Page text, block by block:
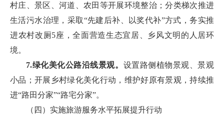
村庄、景区、河道、农田等开展环境整治；分类梯次推进
生活污水治理，采取“先建后补、以奖代补”方式，务实推
进农村改厕5座，全面营造生态宜居、乡风文明的人居环
境。
7.绿化美化公路沿线景观。 设置路侧植物景观、景观
小品；开展乡村绿化美化行动，维护好原有景观，持续推
进“路田分家”“路宅分家”。
（四）实施旅游服务水平拓展提升行动